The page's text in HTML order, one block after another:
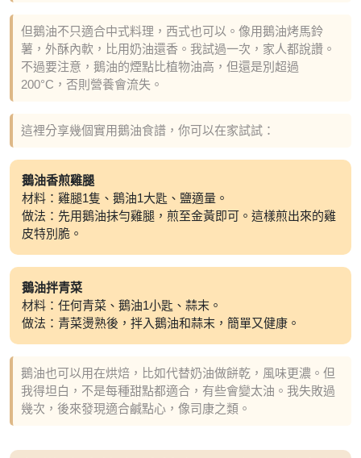
但鵝油不只適合中式料理，西式也可以。像用鵝油烤馬鈴
薯，外酥內軟，比用奶油還香。我試過一次，家人都說讚。
不過要注意，鵝油的煙點比植物油高，但還是別超過
200°C，否則營養會流失。
這裡分享幾個實用鵝油食譜，你可以在家試試：
鵝油香煎雞腿
材料：雞腿1隻、鵝油1大匙、鹽適量。
做法：先用鵝油抹勻雞腿，煎至金黃即可。這樣煎出來的雞
皮特別脆。
鵝油拌青菜
材料：任何青菜、鵝油1小匙、蒜末。
做法：青菜燙熟後，拌入鵝油和蒜末，簡單又健康。
鵝油也可以用在烘焙，比如代替奶油做餅乾，風味更濃。但
我得坦白，不是每種甜點都適合，有些會變太油。我失敗過
幾次，後來發現適合鹹點心，像司康之類。